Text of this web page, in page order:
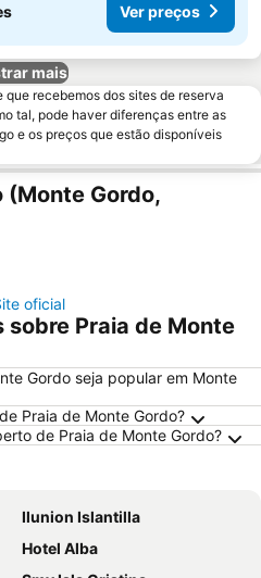
Ver preços
mais
recebemos dos sites de reserva
tal, pode haver diferenças entre as
e os preços que estão disponíveis
(Monte Gordo,
oficial
Praia de Monte
Gordo seja popular em Monte
Praia de Monte Gordo?
de Praia de Monte Gordo?
Ilunion Islantilla
Hotel Alba